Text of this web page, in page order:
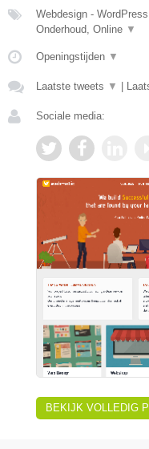
Webdesign -
Onderhoud, Online ▼
Openingstijden ▼
Laatste tweets ▼ |
Sociale media:
BEKIJK VOLLEDIG